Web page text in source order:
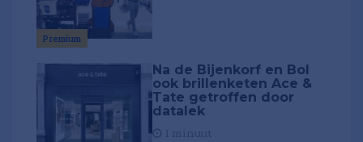
Premium
Na de Bijenkorf en Bol
ook brillenketen Ace &
Tate getroffen door
datalek